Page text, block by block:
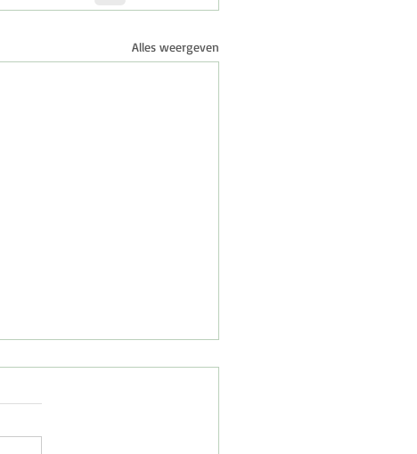
Alles weergeven